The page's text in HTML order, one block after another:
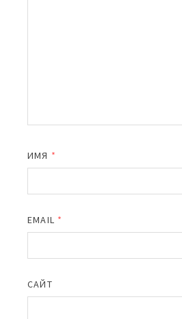
ИМЯ *
EMAIL *
САЙТ